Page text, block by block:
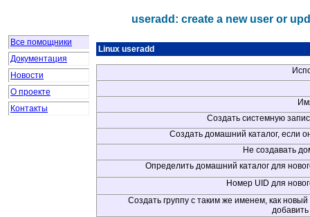
useradd: create a new user or
Все помощники
Документация
Новости
О проекте
Контакты
Linux useradd
Создать системную
Создать домашний каталог, если
Не создавать
Определить домашний каталог для
Номер UID для
Создать группу с таким же именем, как
добавить